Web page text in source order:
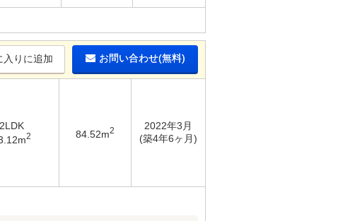
入りに追加 お問い合わせ(無料)
2LDK
2 84.52m2
2022年3月
(築4年6ヶ月)